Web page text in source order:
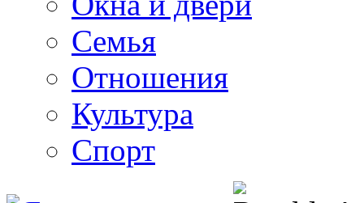
Семья
Отношения
Культура
Спорт